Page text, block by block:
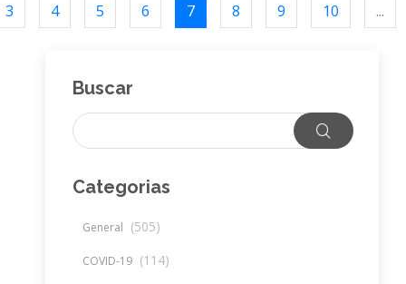
3 4 5 6 7 8 9 10 ...
Buscar
Categorias
General (505)
COVID-19 (114)